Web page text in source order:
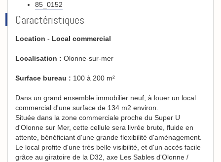
85_0152
Caractéristiques
Location - Local commercial
Localisation : Olonne-sur-mer
Surface bureau : 100 à 200 m²
Dans un grand ensemble immobilier neuf, à louer un local
commercial d'une surface de 134 m2 environ.
Située dans la zone commerciale proche du Super U
d'Olonne sur Mer, cette cellule sera livrée brute, fluide en
attente, bénéficiant d'une grande flexibilité d'aménagement.
Le local profite d'une très belle visibilité, et d'un accès facile
grâce au giratoire de la D32, axe Les Sables d'Olonne /